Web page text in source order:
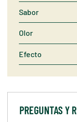
Sabor
Olor
Efecto
PREGUNTAS Y